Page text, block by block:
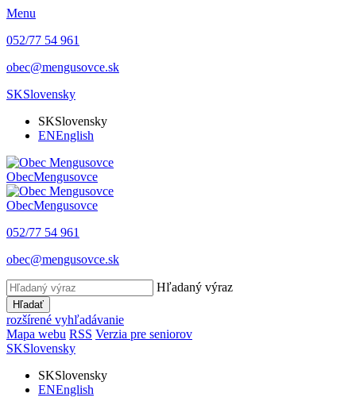
Menu
052/77 54 961
obec@mengusovce.sk
SKSlovensky
SKSlovensky
ENEnglish
ObecMengusovce
ObecMengusovce
052/77 54 961
obec@mengusovce.sk
Hľadaný výraz
Hľadať
rozšírené vyhľadávanie
Mapa webu RSS Verzia pre seniorov
SKSlovensky
SKSlovensky
ENEnglish